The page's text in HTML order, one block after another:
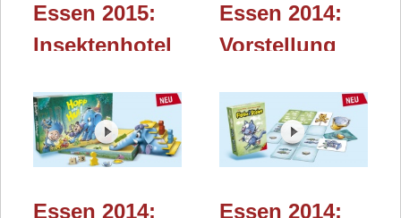
Essen 2015:
Insektenhotel
Essen 2014:
Vorstellung
doch mal ...
(Logis)
Essen 2014: Essen 2014: